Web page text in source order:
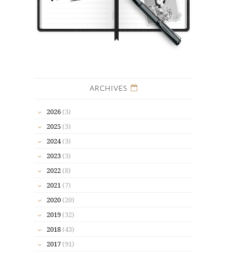
ARCHIVES
2026 (3)
2025 (3)
2024 (3)
2023 (3)
2022 (8)
2021 (7)
2020 (20)
2019 (32)
2018 (43)
2017 (91)